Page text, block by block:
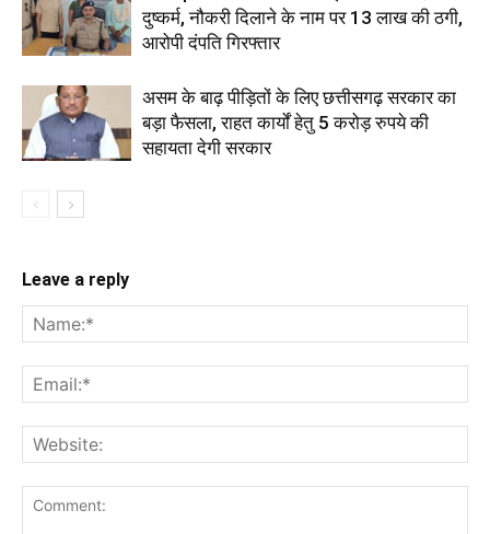
दुष्कर्म, नौकरी दिलाने के नाम पर 13 लाख की ठगी,
आरोपी दंपति गिरफ्तार
असम के बाढ़ पीड़ितों के लिए छत्तीसगढ़ सरकार का
बड़ा फैसला, राहत कार्यों हेतु 5 करोड़ रुपये की
सहायता देगी सरकार
Leave a reply